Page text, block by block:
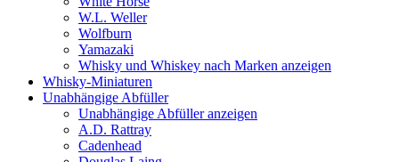
W.L. Weller
Wolfburn
Yamazaki
Whisky und Whiskey nach Marken anzeigen
Whisky-Miniaturen
Unabhängige Abfüller
Unabhängige Abfüller anzeigen
A.D. Rattray
Cadenhead